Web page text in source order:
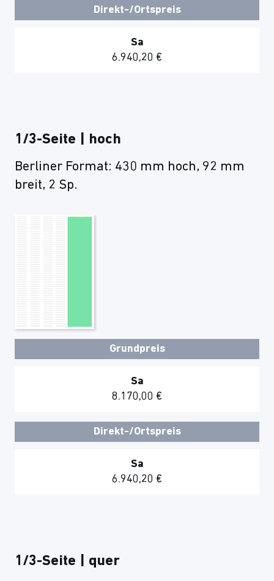
Direkt-/Ortspreis
Sa
6.940,20 €
1/3-Seite | hoch
Berliner Format: 430 mm hoch, 92 mm
breit, 2 Sp.
Grundpreis
Sa
8.170,00 €
Direkt-/Ortspreis
Sa
6.940,20 €
1/3-Seite | quer